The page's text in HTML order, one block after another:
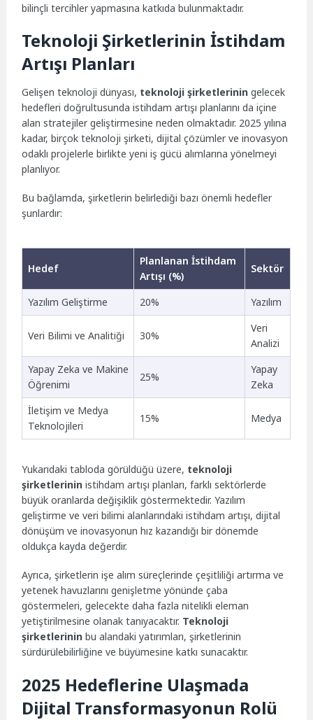
bilinçli tercihler yapmasına katkıda bulunmaktadır.
Teknoloji Şirketlerinin İstihdam
Artışı Planları
Gelişen teknoloji dünyası, teknoloji şirketlerinin gelecek
hedefleri doğrultusunda istihdam artışı planlarını da içine
alan stratejiler geliştirmesine neden olmaktadır. 2025 yılına
kadar, birçok teknoloji şirketi, dijital çözümler ve inovasyon
odaklı projelerle birlikte yeni iş gücü alımlarına yönelmeyi
planlıyor.
Bu bağlamda, şirketlerin belirlediği bazı önemli hedefler
şunlardır:
Hedef
Planlanan İstihdam
Artışı (%)
Sektör
Yazılım Geliştirme 20% Yazılım
Veri Bilimi ve Analitiği 30%
Veri
Analizi
Yapay Zeka ve Makine
Öğrenimi
25%
Yapay
Zeka
İletişim ve Medya
Teknolojileri
15% Medya
Yukarıdaki tabloda görüldüğü üzere, teknoloji
şirketlerinin istihdam artışı planları, farklı sektörlerde
büyük oranlarda değişiklik göstermektedir. Yazılım
geliştirme ve veri bilimi alanlarındaki istihdam artışı, dijital
dönüşüm ve inovasyonun hız kazandığı bir dönemde
oldukça kayda değerdir.
Ayrıca, şirketlerin işe alım süreçlerinde çeşitliliği artırma ve
yetenek havuzlarını genişletme yönünde çaba
göstermeleri, gelecekte daha fazla nitelikli eleman
yetiştirilmesine olanak tanıyacaktır. Teknoloji
şirketlerinin bu alandaki yatırımları, şirketlerinin
sürdürülebilirliğine ve büyümesine katkı sunacaktır.
2025 Hedeflerine Ulaşmada
Dijital Transformasyonun Rolü